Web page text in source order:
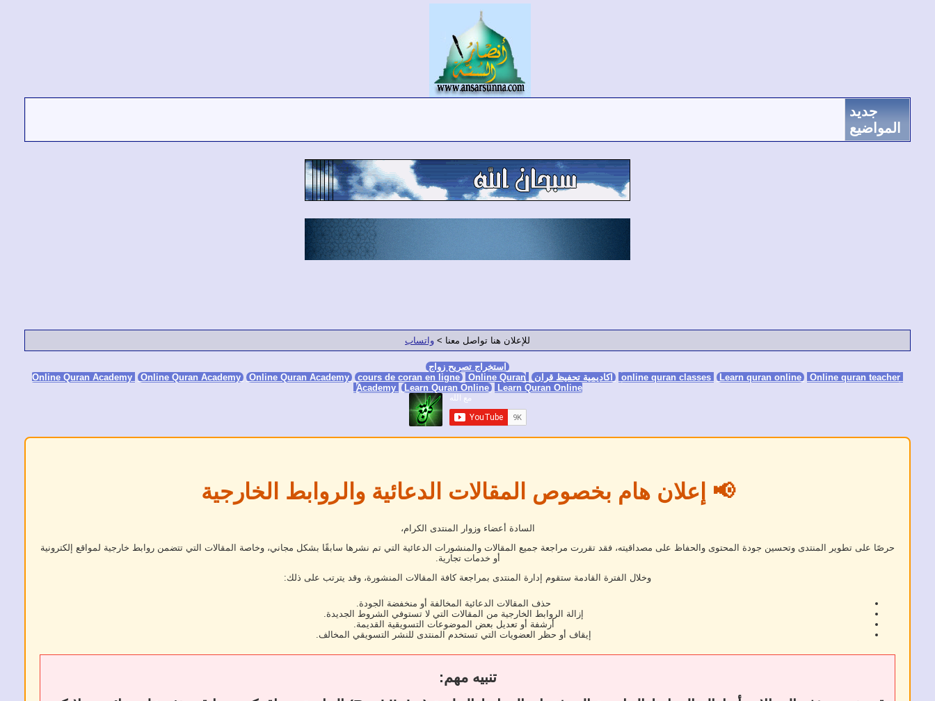
جديد
المواضيع
للإعلان هنا تواصل معنا > واتساب
استخراج تصريح زواج
Learn quran online Online quran teacher اكاديمية تحفيظ قران Online Quran Academy Online Quran Academy cours de coran en ligne Online Quran
Academy Learn Quran Online Learn Quran Online
📢 إعلان هام بخصوص المقالات الدعائية والروابط الخارجية
السادة أعضاء وزوار المنتدى الكرام،
حرصًا على تطوير المنتدى وتحسين جودة المحتوى والحفاظ على مصداقيته، فقد تقررت مراجعة جميع المقالات والمنشورات الدعائية التي تم نشرها سابقًا بشكل مجاني، وخاصة المقالات التي تتضمن روابط خارجية لمواقع إلكترونية
أو خدمات تجارية.
وخلال الفترة القادمة ستقوم إدارة المنتدى بمراجعة كافة المقالات المنشورة، وقد يترتب على ذلك:
حذف المقالات الدعائية المخالفة أو منخفضة الجودة.
إزالة الروابط الخارجية من المقالات التي لا تستوفي الشروط الجديدة.
أرشفة أو تعديل بعض الموضوعات التسويقية القديمة.
إيقاف أو حظر العضويات التي تستخدم المنتدى للنشر التسويقي المخالف.
تنبيه مهم: